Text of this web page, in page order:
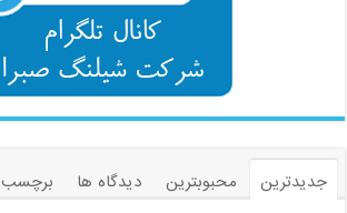
جدیدترین محبوبترین دیدگاه ها
برچسب